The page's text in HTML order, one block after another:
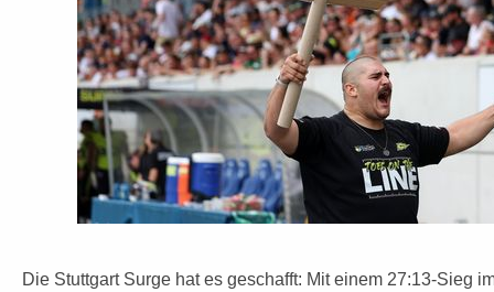
Die Stuttgart Surge hat es geschafft: Mit einem 27:13-Sieg